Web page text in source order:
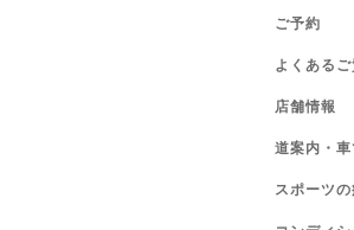
ご予約
よくあるご
店舗情報
道案内・
スポーツ